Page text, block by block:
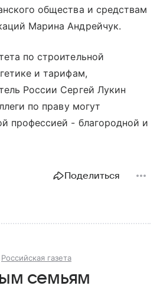
общества и средствам
Марина Андрейчук.
по строительной
и тарифам,
России Сергей Лукин
по праву могут
профессией - благородной и
Поделиться
Российская газета
семьям